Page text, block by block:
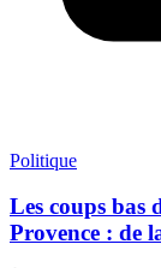
Politique
Les coups bas
Provence : de